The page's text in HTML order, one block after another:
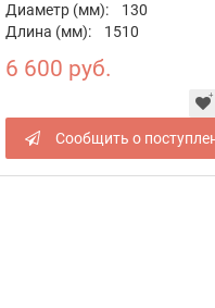
Диаметр (мм):
130
Длина (мм):
1510
6 600 руб.
Сообщить о